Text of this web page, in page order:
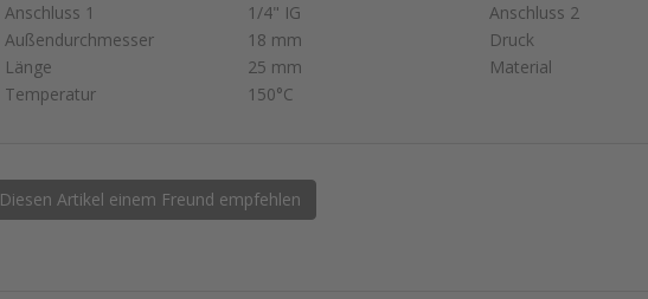
Anschluss 1 1/4" IG Anschluss 2
Außendurchmesser
18 mm Druck
Länge
25 mm Material
Temperatur
150°C
Diesen Artikel einem Freund empfehlen